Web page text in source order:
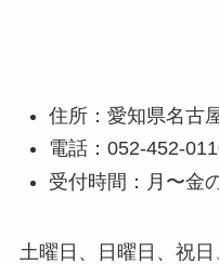
住所：愛知県名古
電話：052-452-
受付時間：月〜金
土曜日、日曜日、祝